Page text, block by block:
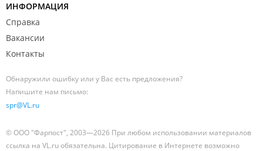
ИНФОРМАЦИЯ
Справка
Вакансии
Контакты
Обнаружили ошибку или у Вас есть предложения?
Напишите нам письмо:
spr@VL.ru
© ООО "Фарпост", 2003—2026 При любом использовании материалов
ссылка на VL.ru обязательна. Цитирование в Интернете возможно